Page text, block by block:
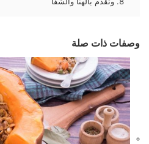
وصفات ذات صلة